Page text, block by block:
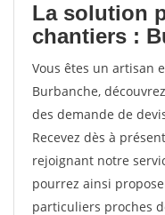
La solution
chantiers :
Vous êtes un artisan
Burbanche,
des demande de
Recevez dès à
rejoignant notre
pourrez ainsi
particuliers proches